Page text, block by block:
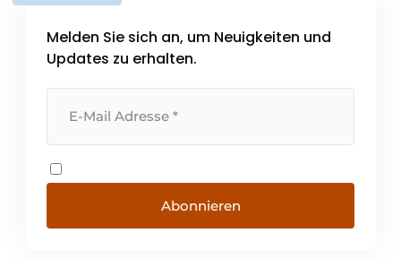
Melden Sie sich an, um Neuigkeiten und
Updates zu erhalten.
Abonnieren